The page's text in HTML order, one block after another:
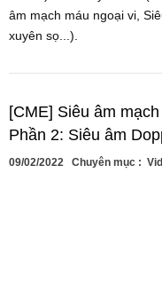
âm mạch máu ngoại vi,
xuyên sọ...).
[CME] Siêu âm
Phần 2: Siêu âm
09/02/2022 Chuyên mục :